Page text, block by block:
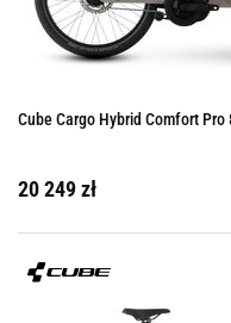
Cube Cargo Hybrid Comfort
20 249 zł